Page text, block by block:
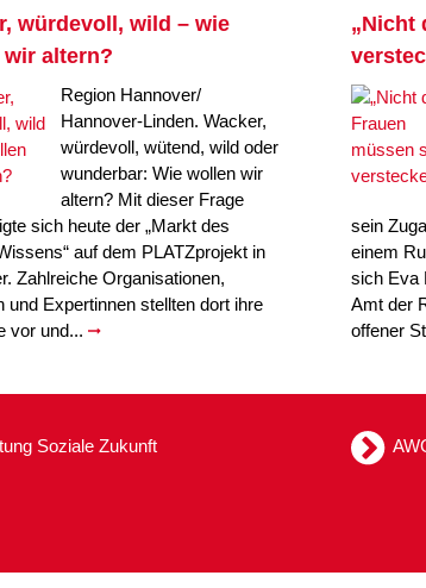
würdevoll, wild – wie
altern?
Region Hannover/
Hannover-Linden. Wacker,
würdevoll, wütend, wild oder
wunderbar: Wie wollen wir
altern? Mit dieser Frage
sich heute der „Markt des
auf dem PLATZprojekt in
Zahlreiche Organisationen,
und Expertinnen stellten dort ihre
vor und...
„Nicht
sein
einem
sich Eva
Amt der
offener
Soziale Zukunft